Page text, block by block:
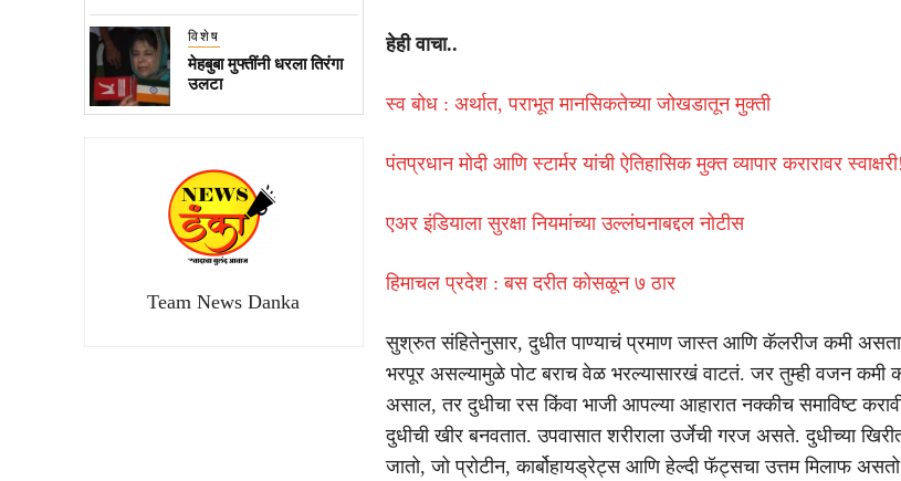
विशेष
मेहबुबा मुफ्तींनी धरला तिरंगा
उलटा
Team News Danka
हेही वाचा..
स्व बोध : अर्थात, पराभूत मानसिकतेच्या जोखडातून मुक्ती
पंतप्रधान मोदी आणि स्टार्मर यांची ऐतिहासिक मुक्त व्यापार करारावर स्वाक्षरी!
एअर इंडियाला सुरक्षा नियमांच्या उल्लंघनाबद्दल नोटीस
हिमाचल प्रदेश : बस दरीत कोसळून ७ ठार
सुश्रुत संहितेनुसार, दुधीत पाण्याचं प्रमाण जास्त आणि कॅलरीज कमी
भरपूर असल्यामुळे पोट बराच वेळ भरल्यासारखं वाटतं. जर तुम्ही वजन कमी
असाल, तर दुधीचा रस किंवा भाजी आपल्या आहारात नक्कीच समाविष्ट
दुधीची खीर बनवतात. उपवासात शरीराला उर्जेची गरज असते. दुधीच्या
जातो, जो प्रोटीन, कार्बोहायड्रेट्स आणि हेल्दी फॅट्सचा उत्तम मिलाफ